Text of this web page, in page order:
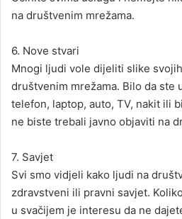
na društvenim mrežama.
6. Nove stvari
Mnogi ljudi vole dijeliti slike
društvenim mrežama. Bilo da ste
telefon, laptop, auto, TV, nakit ili
ne biste trebali javno objaviti na
7. Savjet
Svi smo vidjeli kako ljudi na
zdravstveni ili pravni savjet.
u svačijem je interesu da ne